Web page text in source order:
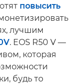
повысить
лучшим
. EOS R50 V —
которая
будь то